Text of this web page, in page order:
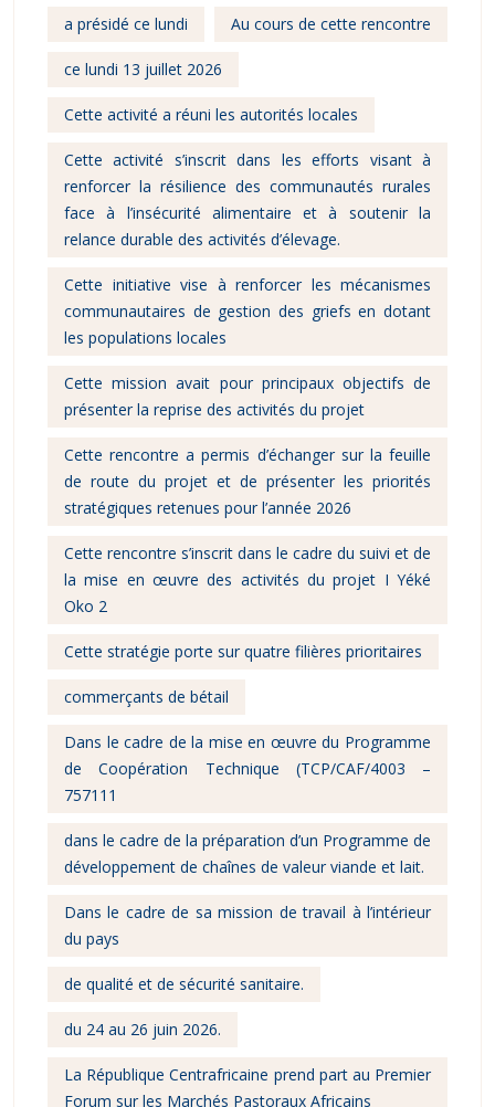
a présidé ce lundi Au cours de cette rencontre
ce lundi 13 juillet 2026
Cette activité a réuni les autorités locales
Cette activité s’inscrit dans les efforts visant à
renforcer la résilience des communautés rurales
face à l’insécurité alimentaire et à soutenir la
relance durable des activités d’élevage.
Cette initiative vise à renforcer les mécanismes
communautaires de gestion des griefs en dotant
les populations locales
Cette mission avait pour principaux objectifs de
présenter la reprise des activités du projet
Cette rencontre a permis d’échanger sur la feuille
de route du projet et de présenter les priorités
stratégiques retenues pour l’année 2026
Cette rencontre s’inscrit dans le cadre du suivi et de
la mise en œuvre des activités du projet I Yéké
Oko 2
Cette stratégie porte sur quatre filières prioritaires
commerçants de bétail
Dans le cadre de la mise en œuvre du Programme
de Coopération Technique (TCP/CAF/4003 –
757111
dans le cadre de la préparation d’un Programme de
développement de chaînes de valeur viande et lait.
Dans le cadre de sa mission de travail à l’intérieur
du pays
de qualité et de sécurité sanitaire.
du 24 au 26 juin 2026.
La République Centrafricaine prend part au Premier
Forum sur les Marchés Pastoraux Africains